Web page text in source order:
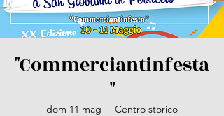
"Commerciantinfesta
"
dom 11 mag
  |
Centro storico